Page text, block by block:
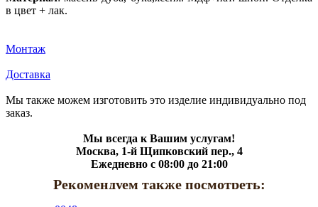
в цвет + лак.
Монтаж
Доставка
Мы также можем изготовить это изделие индивидуально под
заказ.
Мы всегда к Вашим услугам!
Москва, 1-й Щипковский пер., 4
Ежедневно с 08:00 до 21:00
Рекомендуем также посмотреть: